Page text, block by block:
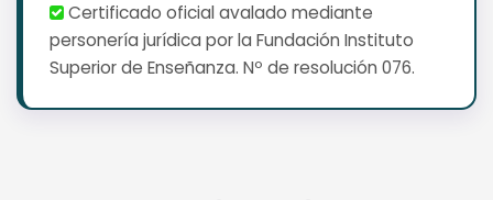
Certificado oficial avalado mediante
personería jurídica por la Fundación Instituto
Superior de Enseñanza. Nº de resolución 076.